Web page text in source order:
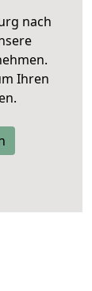
nach
Ihren